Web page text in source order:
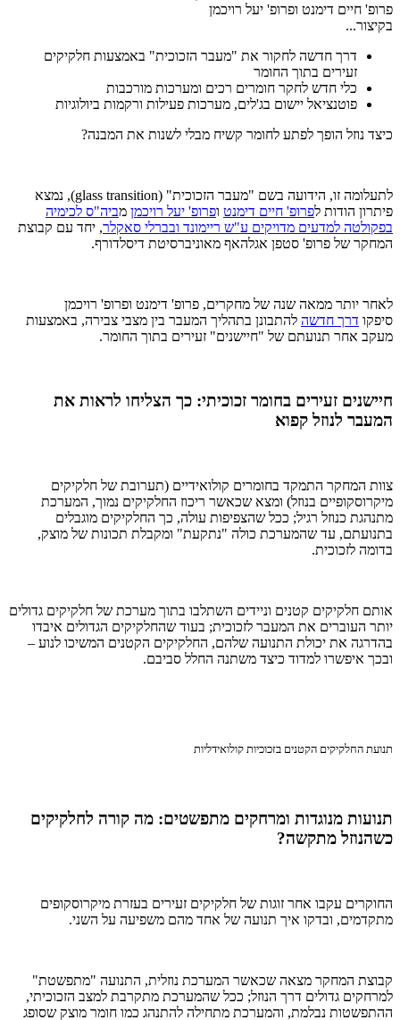
פרופ' חיים דימנט ופרופ' יעל רויכמן
בקיצור...
דרך חדשה לחקור את "מעבר הזכוכית" באמצעות חלקיקים
זעירים בתוך החומר
כלי חדש לחקר חומרים רכים ומערכות מורכבות
פוטנציאל יישום בג'לים, מערכות פעילות ורקמות ביולוגיות
כיצד נוזל הופך לפתע לחומר קשיח מבלי לשנות את המבנה?
לתעלומה זו, הידועה בשם "מעבר הזכוכית" (glass transition), נמצא
פיתרון הודות לפרופ' חיים דימנט ופרופ' יעל רויכמן מביה"ס לכימיה
בפקולטה למדעים מדויקים ע"ש ריימונד ובברלי סאקלר, יחד עם קבוצת
המחקר של פרופ' סטפן אגלהאף מאוניברסיטת דיסלדורף.
לאחר יותר ממאה שנה של מחקרים, פרופ' דימנט ופרופ' רויכמן
סיפקו דרך חדשה להתבונן בתהליך המעבר בין מצבי צבירה, באמצעות
מעקב אחר תנועתם של "חיישנים" זעירים בתוך החומר.
חיישנים זעירים בחומר זכוכיתי: כך הצליחו לראות את
המעבר לנוזל קפוא
צוות המחקר התמקד בחומרים קולואידיים (תערובת של חלקיקים
מיקרוסקופיים בנוזל) ומצא שכאשר ריכוז החלקיקים נמוך, המערכת
מתנהגת כנוזל רגיל; ככל שהצפיפות עולה, כך החלקיקים מוגבלים
בתנועתם, עד שהמערכת כולה "נתקעת" ומקבלת תכונות של מוצק,
בדומה לזכוכית.
אותם חלקיקים קטנים וניידים השתלבו בתוך מערכת של חלקיקים גדולים
יותר העוברים את המעבר לזכוכית; בעוד שהחלקיקים הגדולים איבדו
בהדרגה את יכולת התנועה שלהם, החלקיקים הקטנים המשיכו לנוע –
ובכך איפשרו למדוד כיצד משתנה החלל סביבם.
תנועת החלקיקים הקטנים בזכוכיות קולואידליות
תנועות מנוגדות ומרחקים מתפשטים: מה קורה לחלקיקים
כשהנוזל מתקשה?
החוקרים עקבו אחר זוגות של חלקיקים זעירים בעזרת מיקרוסקופים
מתקדמים, ובדקו איך תנועה של אחד מהם משפיעה על השני.
קבוצת המחקר מצאה שכאשר המערכת נוזלית, התנועה "מתפשטת"
למרחקים גדולים דרך הנוזל; ככל שהמערכת מתקרבת למצב הזכוכיתי,
ההתפשטות נבלמת, והמערכת מתחילה להתנהג כמו חומר מוצק שסופג